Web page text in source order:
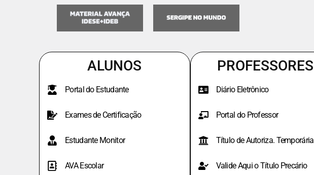
ALUNOS
Portal do Estudante
Exames de Certificação
Estudante Monitor
AVA Escolar
PROFESSORES
Diário Eletrônico
Portal do Professor
Título de Autoriza. Temporária
Valide Aqui o Título Precário